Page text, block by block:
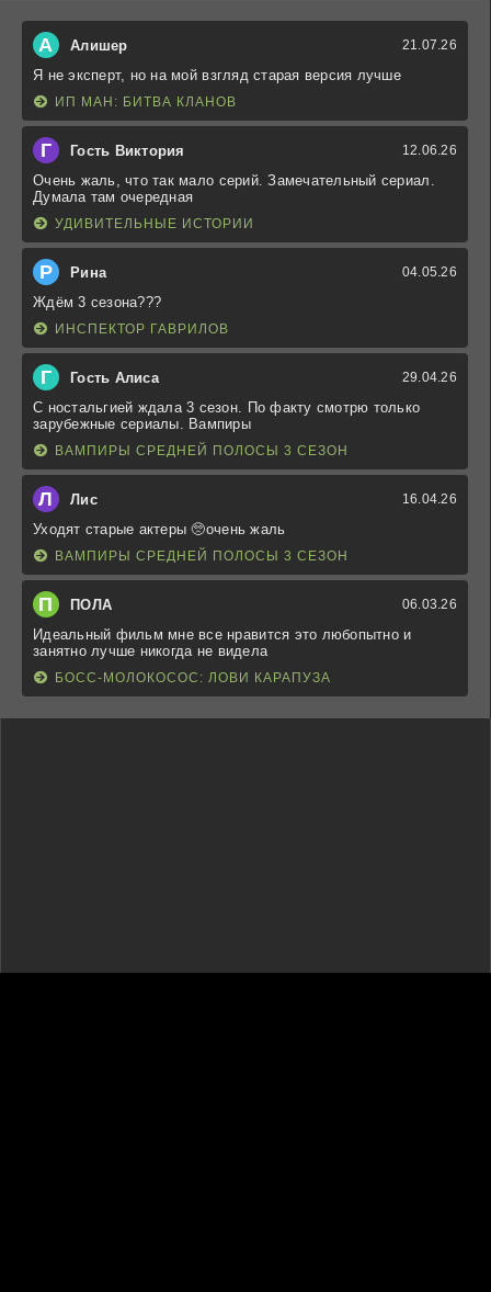
А Алишер 21.07.26
Я не эксперт, но на мой взгляд старая версия лучше
ИП МАН: БИТВА КЛАНОВ
Г Гость Виктория 12.06.26
Очень жаль, что так мало серий. Замечательный сериал.
Думала там очередная
УДИВИТЕЛЬНЫЕ ИСТОРИИ
Р Рина 04.05.26
Ждём 3 сезона???
ИНСПЕКТОР ГАВРИЛОВ
Г Гость Алиса 29.04.26
С ностальгией ждала 3 сезон. По факту смотрю только
зарубежные сериалы. Вампиры
ВАМПИРЫ СРЕДНЕЙ ПОЛОСЫ 3 СЕЗОН
Л Лис 16.04.26
Уходят старые актеры 🥺очень жаль
ВАМПИРЫ СРЕДНЕЙ ПОЛОСЫ 3 СЕЗОН
П ПОЛА 06.03.26
Идеальный фильм мне все нравится это любопытно и
занятно лучше никогда не видела
БОСС-МОЛОКОСОС: ЛОВИ КАРАПУЗА